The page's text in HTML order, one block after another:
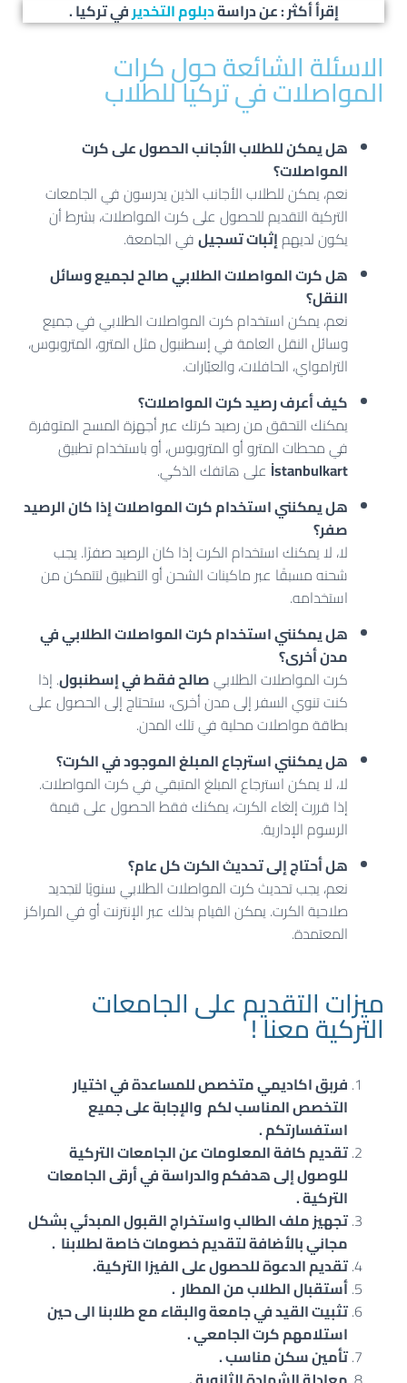
إقرأ أكثر : عن دراسةدبلوم التخديرفي تركيا .
الاسئلة الشائعة حول كرات
المواصلات في تركيا للطلاب
هل يمكن للطلاب الأجانب الحصول على كرت
المواصلات؟
نعم، يمكن للطلاب الأجانب الذين يدرسون في الجامعات
التركية التقديم للحصول على كرت المواصلات، بشرط أن
يكون لديهمإثبات تسجيلفي الجامعة.
هل كرت المواصلات الطلابي صالح لجميع وسائل
النقل؟
نعم، يمكن استخدام كرت المواصلات الطلابي في جميع
وسائل النقل العامة في إسطنبول مثل المترو، المتروبوس،
الترامواي، الحافلات، والعبّارات.
كيف أعرف رصيد كرت المواصلات؟
يمكنك التحقق من رصيد كرتك عبر أجهزة المسح المتوفرة
في محطات المترو أو المتروبوس، أو باستخدام تطبيق
İstanbulkart على هاتفك الذكي.
هل يمكنني استخدام كرت المواصلات إذا كان الرصيد
صفر؟
لا، لا يمكنك استخدام الكرت إذا كان الرصيد صفرًا. يجب
شحنه مسبقًا عبر ماكينات الشحن أو التطبيق لتتمكن من
استخدامه.
هل يمكنني استخدام كرت المواصلات الطلابي في
مدن أخرى؟
كرت المواصلات الطلابيصالح فقط في إسطنبول. إذا
كنت تنوي السفر إلى مدن أخرى، ستحتاج إلى الحصول على
بطاقة مواصلات محلية في تلك المدن.
هل يمكنني استرجاع المبلغ الموجود في الكرت؟
لا، لا يمكن استرجاع المبلغ المتبقي في كرت المواصلات.
إذا قررت إلغاء الكرت، يمكنك فقط الحصول على قيمة
الرسوم الإدارية.
هل أحتاج إلى تحديث الكرت كل عام؟
نعم، يجب تحديث كرت المواصلات الطلابي سنويًا لتجديد
صلاحية الكرت. يمكن القيام بذلك عبر الإنترنت أو في المراكز
المعتمدة.
ميزات التقديم على الجامعات
التركية معنا !
فربق اكاديمي متخصص للمساعدة في اختيار
التخصص المناسب لكم والإجابة على جميع
استفسارتكم .
تقديم كافة المعلومات عن الجامعات التركية
للوصول إلى هدفكم والدراسة في أرقى الجامعات
التركية .
تجهيز ملف الطالب واستخراج القبول المبدئي بشكل
مجاني بالأضافة لتقديم خصومات خاصة لطلابنا .
تقديم الدعوة للحصول على الفيزا التركية.
أستقبال الطلاب من المطار .
تثبيت القيد في جامعة والبقاء مع طلابنا الى حين
استلامهم كرت الجامعي .
تأمين سكن مناسب .